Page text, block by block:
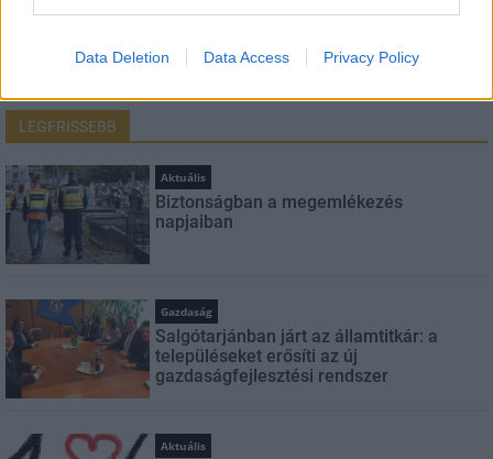
Data Deletion Data Access Privacy Policy
LEGFRISSEBB
Aktuális
Biztonságban a megemlékezés
napjaiban
Gazdaság
Salgótarjánban járt az államtitkár: a
településeket erősíti az új
gazdaságfejlesztési rendszer
Aktuális